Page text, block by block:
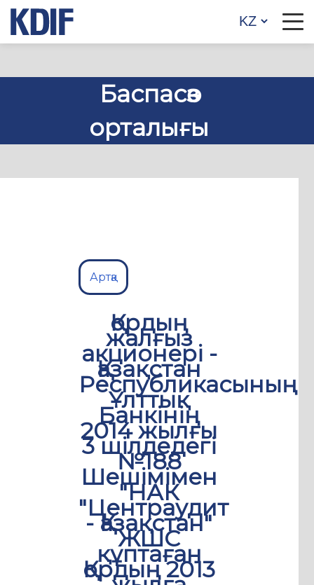
Баспасөз
орталығы
Артқа
Қордың
жалғыз
акционері -
Қазақстан
Республикасының
Ұлттық
Банкінің
2014 жылғы
3 шілдедегі
№188
Шешімімен
"НАК
"Центраудит
- Қазақстан"
ЖШС
құптаған
Қордың 2013